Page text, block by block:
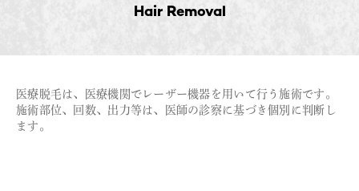
Hair Removal
医療脱毛は、医療機関でレーザー機器を用いて行う施術です。
施術部位、回数、出力等は、医師の診察に基づき個別に判断し
ます。